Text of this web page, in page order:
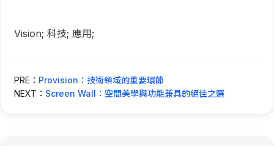
Vision; 科技; 應用;
PRE： Provision：技術領域的重要環節
NEXT： Screen Wall：空間美學與功能兼具的絕佳之選